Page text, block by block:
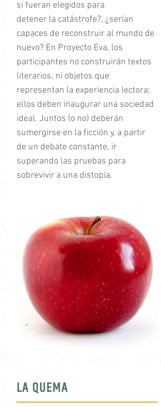
si fueran elegidos para
detener la catástrofe?, ¿serían
capaces de reconstruir al mundo de
nuevo? En Proyecto Eva, los
participantes no construirán textos
literarios, ni objetos que
representan la experiencia lectora;
ellos deben inaugurar una sociedad
ideal. Juntos (o no) deberán
sumergirse en la ficción y, a partir
de un debate constante, ir
superando las pruebas para
sobrevivir a una distopía.
LA QUEMA